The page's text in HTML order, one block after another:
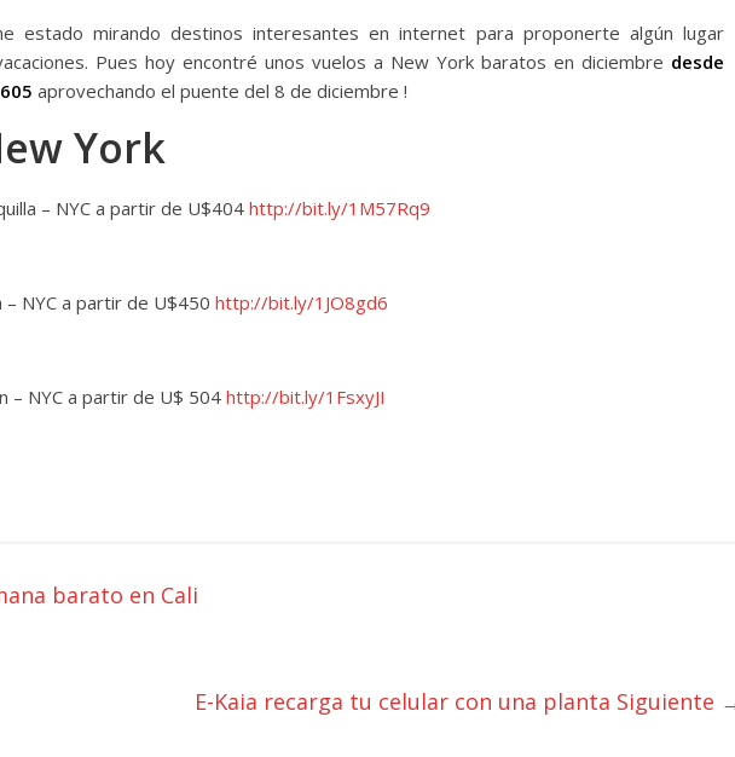
estado mirando destinos interesantes en internet para proponerte algún lugar
Pues hoy encontré unos vuelos a New York baratos en diciembre desde
aprovechando el puente del 8 de diciembre !
York
– NYC a partir de U$404 http://bit.ly/1M57Rq9
NYC a partir de U$450 http://bit.ly/1JO8gd6
– NYC a partir de U$ 504 http://bit.ly/1FsxyJI
barato en Cali
E-Kaia recarga tu celular con una planta Siguiente